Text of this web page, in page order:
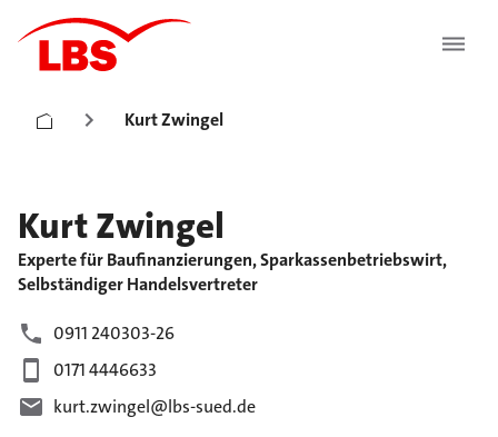
Kurt Zwingel
KurtZwingel
Experte für Baufinanzierungen, Sparkassenbetriebswirt,
Selbständiger Handelsvertreter
0911 240303-26
0171 4446633
kurt.zwingel@lbs-sued.de